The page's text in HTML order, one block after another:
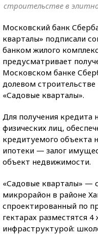
строительстве в
Московский банк
кварталы» подписали
банком жилого
предусматривает
Московском банке
долевом
«Садовые кварталы».
Для получения кредита
физических лиц,
кредитуемого объекта
ипотеки — залог
объект недвижимости.
«Садовые кварталы» —
микрорайон в районе
спроектированный по
гектарах разместятся
инфраструктурой: